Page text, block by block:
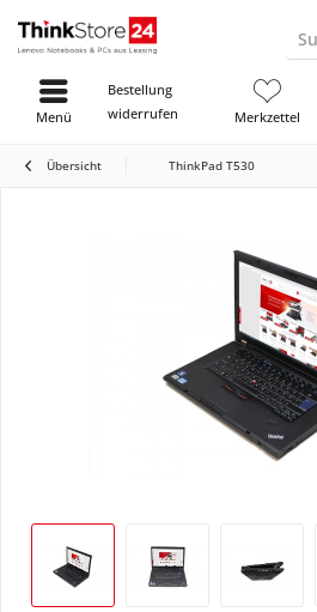
Bestellung
widerrufen
Merkzettel
Menü
Übersicht ThinkPad T530